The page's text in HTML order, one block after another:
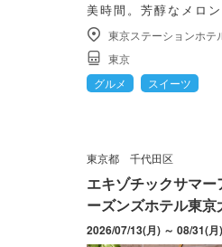
美時間。芳醇なメロ
東京ステーションホテ
東京
グルメ
スイーツ
東京都 千代田区
エキゾチックサマ
ーズンズホテル東京
2026/07/13(月) ～ 08/31(月)